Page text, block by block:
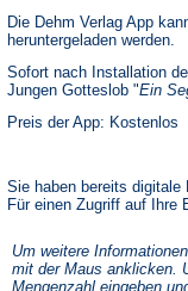
Die Dehm Verlag App
heruntergeladen werden.
Sofort nach Installation
Jungen Gotteslob "Ein
Preis der App: Kostenlos
Sie haben bereits digitale
Für einen Zugriff auf Ihre
Um weitere
mit der Maus anklicken.
Mengenzahl eingeben